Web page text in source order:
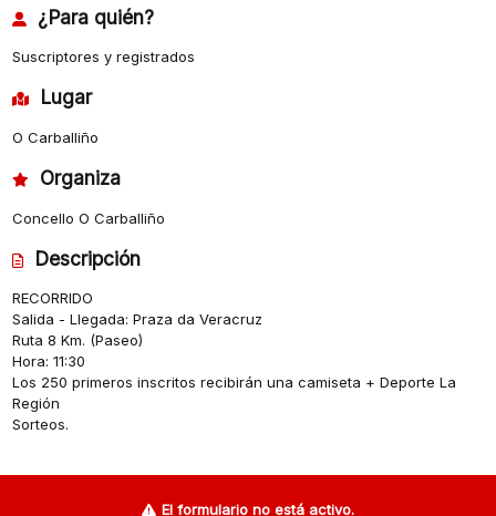
¿Para quién?
Suscriptores y registrados
Lugar
O Carballiño
Organiza
Concello O Carballiño
Descripción
RECORRIDO
Salida - Llegada: Praza da Veracruz
Ruta 8 Km. (Paseo)
Hora: 11:30
Los 250 primeros inscritos recibirán una camiseta + Deporte La
Región
Sorteos.
El formulario no está activo.